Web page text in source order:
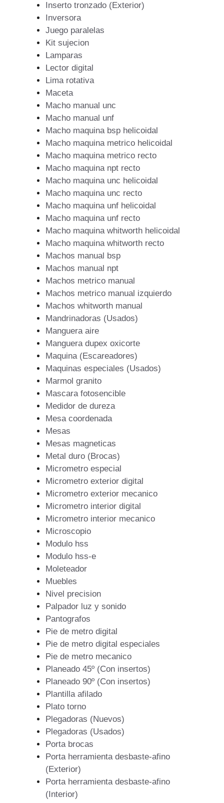
Inserto tronzado (Exterior)
Inversora
Juego paralelas
Kit sujecion
Lamparas
Lector digital
Lima rotativa
Maceta
Macho manual unc
Macho manual unf
Macho maquina bsp helicoidal
Macho maquina metrico helicoidal
Macho maquina metrico recto
Macho maquina npt recto
Macho maquina unc helicoidal
Macho maquina unc recto
Macho maquina unf helicoidal
Macho maquina unf recto
Macho maquina whitworth helicoidal
Macho maquina whitworth recto
Machos manual bsp
Machos manual npt
Machos metrico manual
Machos metrico manual izquierdo
Machos whitworth manual
Mandrinadoras (Usados)
Manguera aire
Manguera dupex oxicorte
Maquina (Escareadores)
Maquinas especiales (Usados)
Marmol granito
Mascara fotosencible
Medidor de dureza
Mesa coordenada
Mesas
Mesas magneticas
Metal duro (Brocas)
Micrometro especial
Micrometro exterior digital
Micrometro exterior mecanico
Micrometro interior digital
Micrometro interior mecanico
Microscopio
Modulo hss
Modulo hss-e
Moleteador
Muebles
Nivel precision
Palpador luz y sonido
Pantografos
Pie de metro digital
Pie de metro digital especiales
Pie de metro mecanico
Planeado 45º (Con insertos)
Planeado 90º (Con insertos)
Plantilla afilado
Plato torno
Plegadoras (Nuevos)
Plegadoras (Usados)
Porta brocas
Porta herramienta desbaste-afino
(Exterior)
Porta herramienta desbaste-afino
(Interior)